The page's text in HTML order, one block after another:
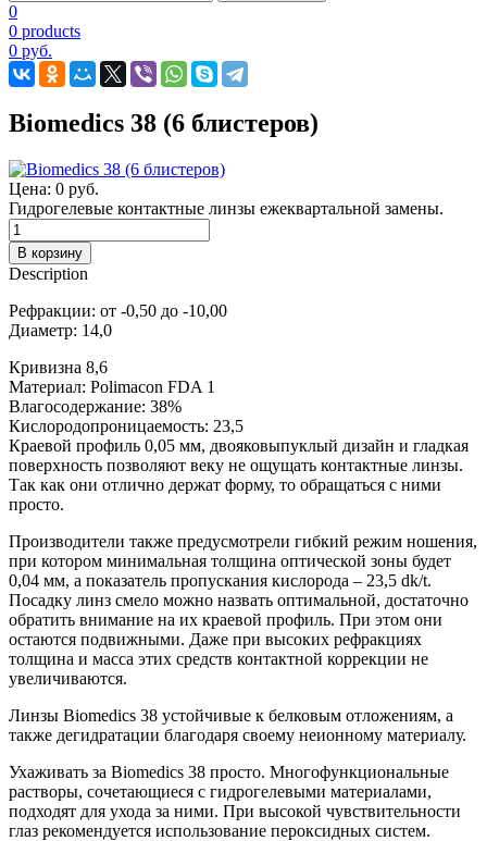
0
0 products
0 руб.
Biomedics 38 (6 блистеров)
Цена: 0 руб.
Гидрогелевые контактные линзы ежеквартальной замены.
Description
Рефракции: от -0,50 до -10,00
Диаметр: 14,0
Кривизна 8,6
Материал: Polimacon FDA 1
Влагосодержание: 38%
Кислородопроницаемость: 23,5
Краевой профиль 0,05 мм, двояковыпуклый дизайн и гладкая
поверхность позволяют веку не ощущать контактные линзы.
Так как они отлично держат форму, то обращаться с ними
просто.
Производители также предусмотрели гибкий режим ношения,
при котором минимальная толщина оптической зоны будет
0,04 мм, а показатель пропускания кислорода – 23,5 dk/t.
Посадку линз смело можно назвать оптимальной, достаточно
обратить внимание на их краевой профиль. При этом они
остаются подвижными. Даже при высоких рефракциях
толщина и масса этих средств контактной коррекции не
увеличиваются.
Линзы Biomedics 38 устойчивые к белковым отложениям, а
также дегидратации благодаря своему неионному материалу.
Ухаживать за Biomedics 38 просто. Многофункциональные
растворы, сочетающиеся с гидрогелевыми материалами,
подходят для ухода за ними. При высокой чувствительности
глаз рекомендуется использование пероксидных систем.